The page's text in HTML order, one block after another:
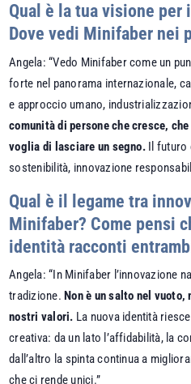
Qual è la tua visione per
Dove vedi Minifaber nei
Angela: “Vedo Minifaber come un
forte nel panorama internazionale,
e approccio umano,
comunità di persone che cresce,
voglia di lasciare un segno.Il futuro
sostenibilità, innovazione
Qual è il legame tra
Minifaber? Come pensi
identità racconti
Angela: “In Minifaber l’innovazione
tradizione.Non è un salto nel vuoto,
nostri valori. La nuova identità
creativa: da un lato l’affidabilità, la
dall’altro la spinta continua a
che ci rende unici.”